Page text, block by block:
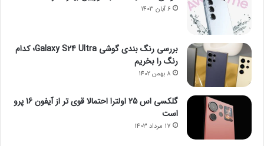
6 آبان 1403
بررسی رنگ بندی گوشی Galaxy S24 Ultra؛ کدام
رنگ را بخریم
8 بهمن 1402
گلکسی اس 25 اولترا احتمالا قوی تر از آیفون 16 پرو
است
17 مرداد 1403